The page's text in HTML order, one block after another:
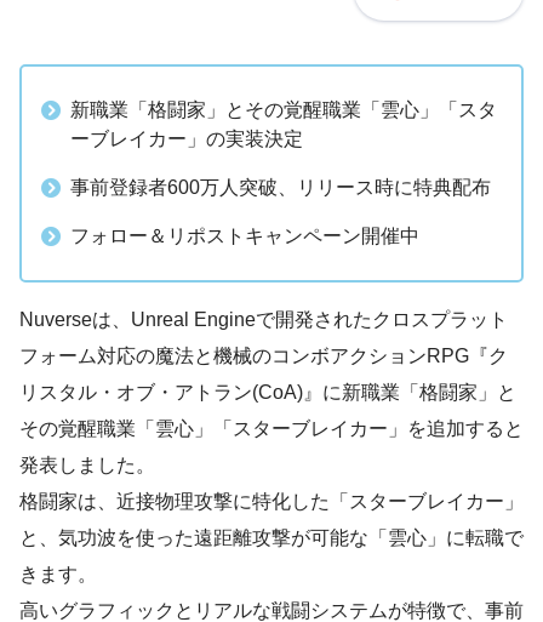
新職業「格闘家」とその覚醒職業「雲心」「スタ
ーブレイカー」の実装決定
事前登録者600万人突破、リリース時に特典配布
フォロー＆リポストキャンペーン開催中
Nuverseは、Unreal Engineで開発されたクロスプラット
フォーム対応の魔法と機械のコンボアクションRPG『ク
リスタル・オブ・アトラン(CoA)』に新職業「格闘家」と
その覚醒職業「雲心」「スターブレイカー」を追加すると
発表しました。
格闘家は、近接物理攻撃に特化した「スターブレイカー」
と、気功波を使った遠距離攻撃が可能な「雲心」に転職で
きます。
高いグラフィックとリアルな戦闘システムが特徴で、事前